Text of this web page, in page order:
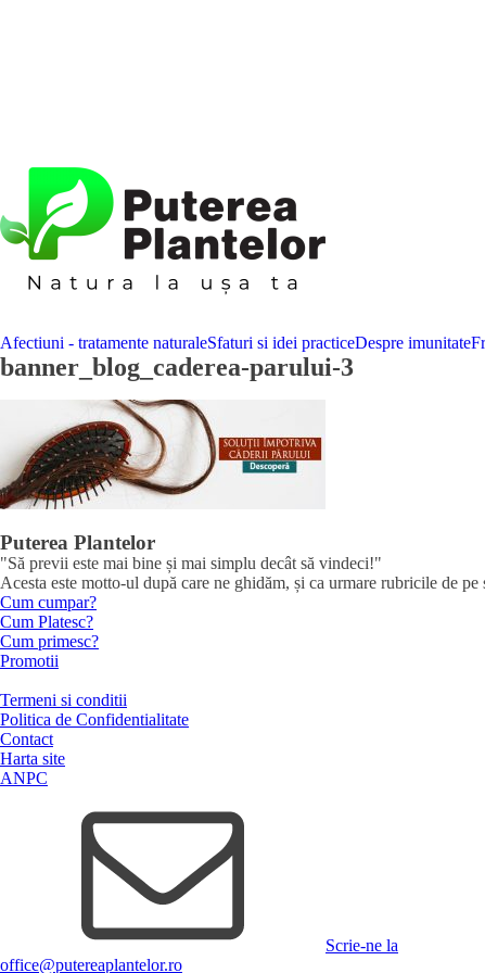
Afectiuni - tratamente naturaleSfaturi si idei practiceDespre imunitate
banner_blog_caderea-parului-3
Puterea Plantelor
"Să previi este mai bine și mai simplu decât să vindeci!"
Acesta este motto-ul după care ne ghidăm, și ca urmare rubricile de
Cum cumpar?
Cum Platesc?
Cum primesc?
Promotii
Termeni si conditii
Politica de Confidentialitate
Contact
Harta site
ANPC
Scrie-ne la
office@putereaplantelor.ro